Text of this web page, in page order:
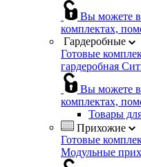
Вы можете
комплектах,
Гардеробные
Готовые
гардеробная
Вы можете
комплектах,
Товары
Прихожие
Готовые
Модульные